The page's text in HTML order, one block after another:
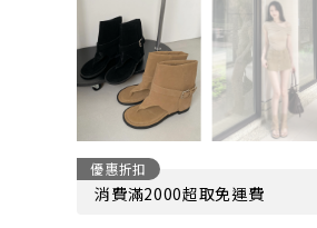
優惠折扣
消費滿2000超取免運費